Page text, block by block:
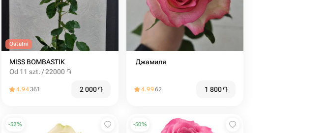
Ostatni
MISS BOMBASTIK
Od 11 szt. / 22000 ֏
4.94361 2 000֏
️ Джамиля
4.9962 1 800֏
-52% -50%